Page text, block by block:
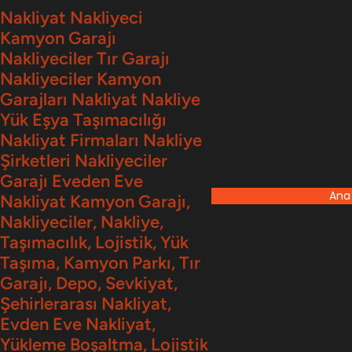
İçeriğe
geç
Nakliyat Nakliyeci
Kamyon Garajı
Nakliyeciler Tır Garajı
Nakliyeciler Kamyon
Garajları Nakliyat Nakliye
Yük Eşya Taşımacılığı
Nakliyat Firmaları Nakliye
Şirketleri Nakliyeciler
Garajı Eveden Eve
Nakliyat Kamyon Garajı,
Nakliyeciler, Nakliye,
Taşımacılık, Lojistik, Yük
Taşıma, Kamyon Parkı, Tır
Garajı, Depo, Sevkiyat,
Şehirlerarası Nakliyat,
Evden Eve Nakliyat,
Yükleme Boşaltma, Lojistik